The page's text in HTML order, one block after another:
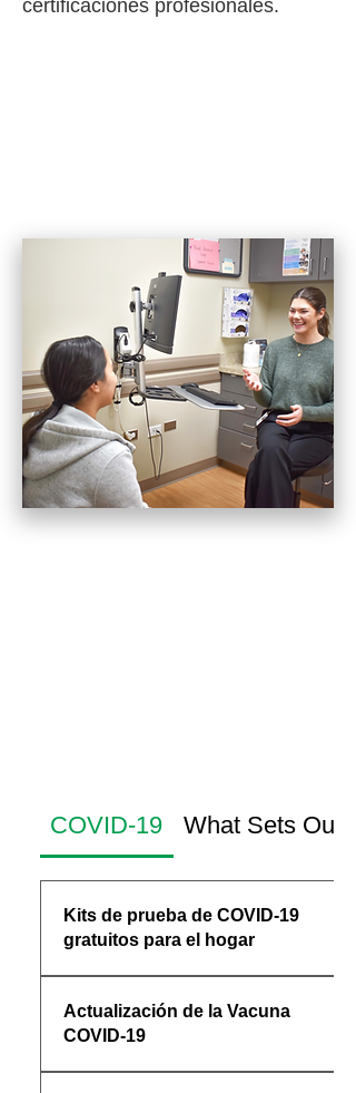
certificaciones profesionales.
COVID-19 What Sets Our
Kits de prueba de COVID-19
gratuitos para el hogar
4 kits gratuitos a cada hogar. Solicite
sus kits para entrega por correo de
EE. UU. desde este sitio web:
Actualización de la Vacuna
COVID-19